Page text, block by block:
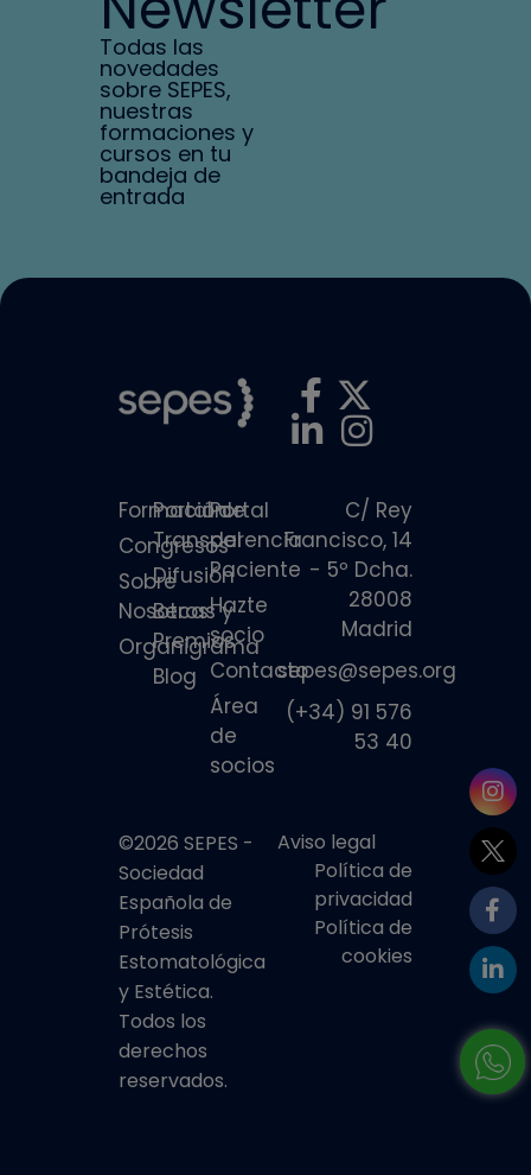
Todas las
novedades
sobre SEPES,
nuestras
formaciones y
cursos en tu
bandeja de
entrada
Formación
Congresos
Sobre
Nosotros
Organigrama
Portal de
Transparencia
Difusión
Becas y
Premios
Blog
Portal
del
Paciente
Hazte
socio
Contacto
Área
de
socios
C/ Rey
Francisco, 14
- 5º Dcha.
28008
Madrid
sepes@sepes.org
(+34) 91 576
53 40
©2026 SEPES -
Sociedad
Española de
Prótesis
Estomatológica
y Estética.
Todos los
derechos
reservados.
Aviso legal
Política de
privacidad
Política de
cookies